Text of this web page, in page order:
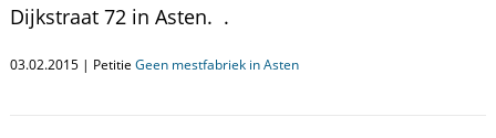
Dijkstraat 72 in Asten. .
03.02.2015 | Petitie Geen mestfabriek in Asten